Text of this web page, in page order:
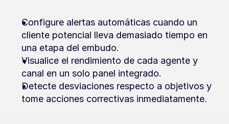
Configure alertas automáticas cuando un
cliente potencial lleva demasiado tiempo en
una etapa del embudo.
Visualice el rendimiento de cada agente y
canal en un solo panel integrado.
Detecte desviaciones respecto a objetivos y
tome acciones correctivas inmediatamente.